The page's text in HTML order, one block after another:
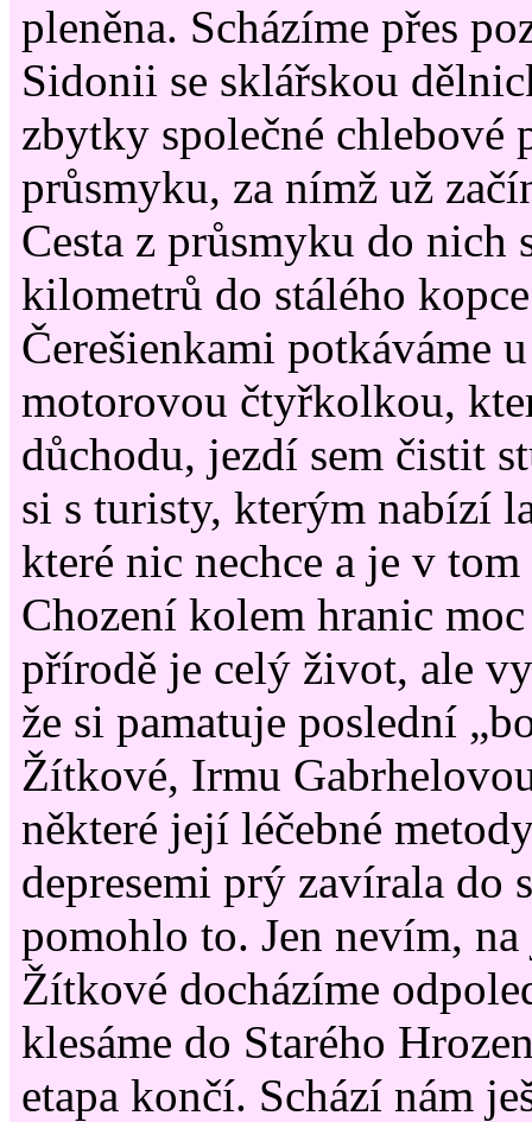
pleněna. Scházíme přes
Sidonii se sklářskou
zbytky společné chlebové
průsmyku, za nímž už
Cesta z průsmyku do nich
kilometrů do stálého
Čerešienkami potkáváme
motorovou čtyřkolkou,
důchodu, jezdí sem čistit
si s turisty, kterým nabízí
které nic nechce a je v
Chození kolem hranic
přírodě je celý život, ale
že si pamatuje poslední
Žítkové, Irmu
některé její léčebné
depresemi prý zavírala do
pomohlo to. Jen nevím,
Žítkové docházíme
klesáme do Starého
etapa končí. Schází nám